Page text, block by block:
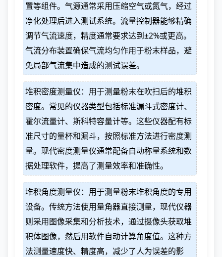
置等组件。气源通常采用压缩空气或氮气，经过
净化处理后进入测试系统。流量控制器能够精确
调节气流速度，精度通常要求达到±2%或更高。
气流分布装置确保气流均匀作用于粉末样品，避
免局部气流集中造成的测试误差。
堆积密度测量仪：用于测量粉末在吹扫后的堆积
密度。常见的仪器类型包括标准漏斗式密度计、
霍尔流量计、斯科特容量计等。这些仪器配有标
准尺寸的量杯和漏斗，按照标准方法进行密度测
量。现代密度测量仪通常配备自动称量系统和数
据处理软件，提高了测量效率和准确性。
堆积角度测量仪：用于测量粉末堆积角度的专用
设备。传统方法使用量角器直接测量，现代仪器
则采用图像采集和分析技术，通过摄像头获取堆
积体图像，然后用软件自动计算角度值。这种方
法测量速度快、精度高，减少了人为误差的影